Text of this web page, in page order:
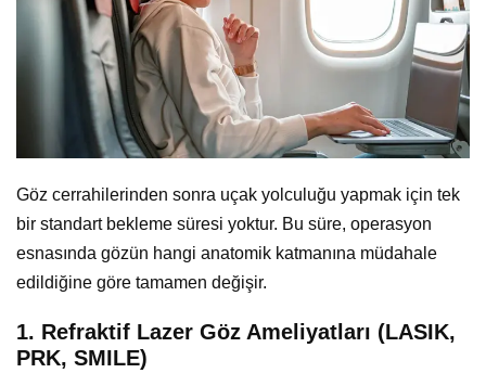
Göz cerrahilerinden sonra uçak yolculuğu yapmak için tek
bir standart bekleme süresi yoktur. Bu süre, operasyon
esnasında gözün hangi anatomik katmanına müdahale
edildiğine göre tamamen değişir.
1. Refraktif Lazer Göz Ameliyatları (LASIK,
PRK, SMILE)